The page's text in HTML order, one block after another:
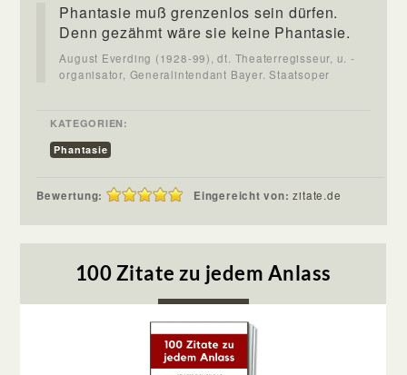
Phantasie muß grenzenlos sein dürfen.
Denn gezähmt wäre sie keine Phantasie.
August Everding (1928-99), dt. Theaterregisseur, u. -
organisator, Generalintendant Bayer. Staatsoper
KATEGORIEN:
Phantasie
Bewertung: Eingereicht von:zitate.de